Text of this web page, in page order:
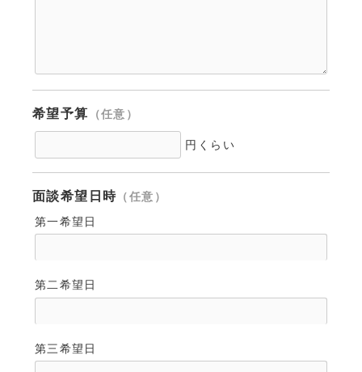
希望予算 （任意）
円くらい
面談希望日時 （任意）
第一希望日
第二希望日
第三希望日